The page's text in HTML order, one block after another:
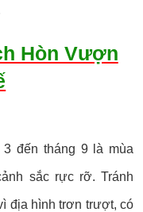
Hòn Vượn
3 đến tháng 9 là mùa
sắc rực rỡ. Tránh
địa hình trơn trượt, có